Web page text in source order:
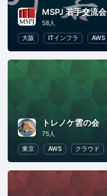
MSPJ 若手交流会
58人
大阪
ITインフラ AWS
トレノケ雲の会
75人
東京
AWS クラウド